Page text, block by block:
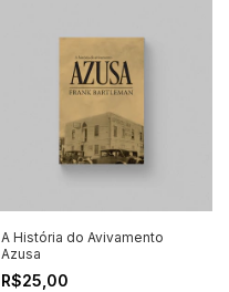
A História do Avivamento
Azusa
R$25,00